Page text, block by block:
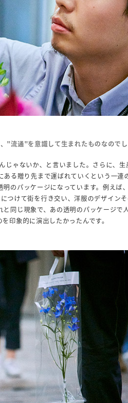
"流通"を意識して生まれたものなのでし
じゃないか、と言いました。さらに、
る贈り先まで運ばれていくという一連
のパッケージになっています。例えば
つけて街を行き交い、洋服のデザイン
同じ現象で、あの透明のパッケージで
印象的に演出したかったんです。